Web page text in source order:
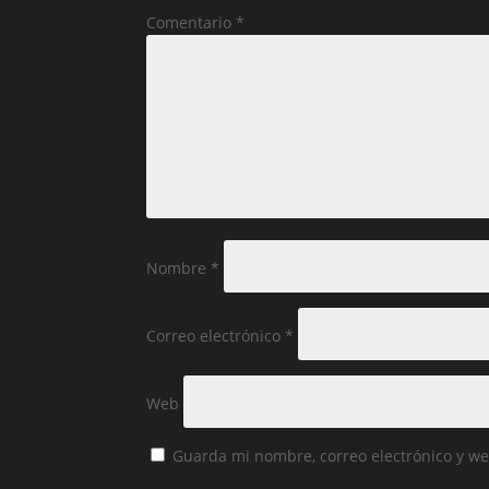
Comentario *
Nombre *
Correo electrónico *
Web
Guarda mi nombre, correo electrónico y